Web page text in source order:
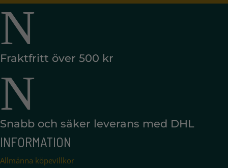
N
Fraktfritt över 500 kr
N
Snabb och säker leverans med DHL
INFORMATION
Allmänna köpevillkor